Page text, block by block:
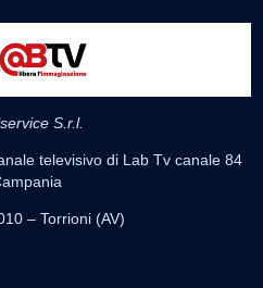
S.r.l.
televisivo di Lab Tv canale 84
– Torrioni (AV)